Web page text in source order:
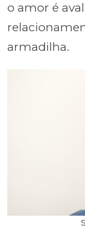
o amor é
armadilha.